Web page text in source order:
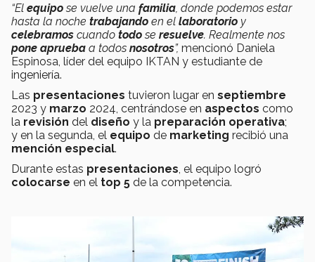
“El equipose vuelve una familia, donde podemos estar
hasta la noche trabajando en el laboratorio y
celebramos cuando todose resuelve. Realmente nos
pone aprueba a todos nosotros”, mencionó Daniela
Espinosa, líder del equipo IKTAN y estudiante de
ingeniería.
Las presentaciones tuvieron lugar en septiembre
2023 y marzo 2024, centrándose en aspectos como
la revisión del diseño y la preparación operativa;
y en la segunda, el equipo de marketing recibió una
mención especial.
Durante estas presentaciones, el equipo logró
colocarse en el top 5 de la competencia.